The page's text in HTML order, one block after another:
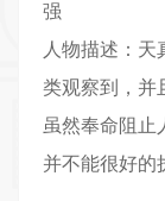
强
人物描述：天
类观察到，并
虽然奉命阻止
并不能很好的